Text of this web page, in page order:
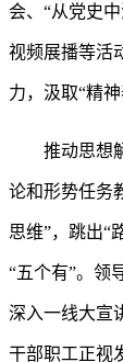
会、“从党史
视频展播等活
力，汲取“精
推动思想
论和形势任务
思维”，跳出“
“五个有”。领
深入一线大宣
干部职工正视